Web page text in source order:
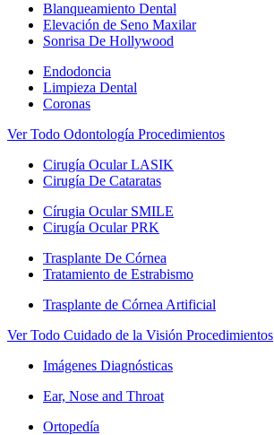
Blanqueamiento Dental
Elevación de Seno Maxilar
Sonrisa De Hollywood
Endodoncia
Limpieza Dental
Coronas
Ver Todo Odontología Procedimientos
Cirugía Ocular LASIK
Cirugía De Cataratas
Círugia Ocular SMILE
Cirugía Ocular PRK
Trasplante De Córnea
Tratamiento de Estrabismo
Trasplante de Córnea Artificial
Ver Todo Cuidado de la Visión Procedimientos
Imágenes Diagnósticas
Ear, Nose and Throat
Ortopedía